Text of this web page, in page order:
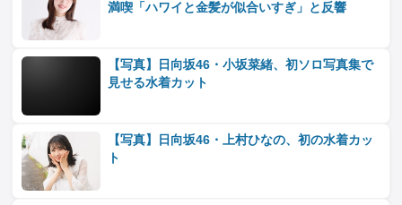
満喫「ハワイと金髪が似合いすぎ」と反響
【写真】日向坂46・小坂菜緒、初ソロ写真集で
見せる水着カット
【写真】日向坂46・上村ひなの、初の水着カッ
ト